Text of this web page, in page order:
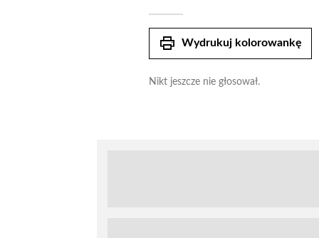
print Wydrukuj kolorowankę
Nikt jeszcze nie głosował.